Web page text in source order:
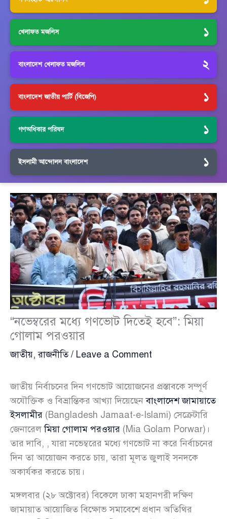
খেলাফত মজলিস ১
বাংলাদেশ খেলাফত মজলিস ২
বাংলাদেশ জাতীয় পার্টি (বিজেপি) ১
গণঅধিকার পরিষদ ১
ইসলামী আন্দোলন বাংলাদেশ ১
“নভেম্বরের মধ্যে গণভোট দিতেই হবে”: মিয়া
গোলাম পরওয়ার
জাতীয়,রাজনীতি/ Leave a Comment
জাতীয় নির্বাচনের দিন গণভোট আয়োজনের প্রস্তাবকে সম্পূর্ণ
অযৌক্তিক ও বিভ্রান্তিকর আখ্যা দিয়েছেনবাংলাদেশ জামায়াতে
ইসলামীর (Bangladesh Jamaat-e-Islami) সেক্রেটারি
জেনারেলমিয়া গোলাম পরওয়ার (Mia Golam Porwar)।
তার দাবি, , যারা নভেম্বরের মধ্যে গণভোট না করে নির্বাচনের
দিন তা আয়োজন করতে চায়, তারা মূলত জুলাই সনদকে
অকার্যকর করতে চায়।
মঙ্গলবার (২৮ অক্টোবর) বিকেলে ঢাকা মহানগরী দক্ষিণ
জামায়াত আয়োজিত বিক্ষোভ সমাবেশে প্রধান অতিথির